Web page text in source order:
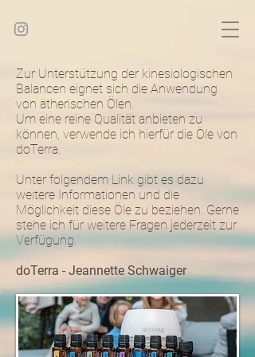
Zur Unterstützung der kinesiologischen
Balancen eignet sich die Anwendung
von ätherischen Ölen.
Um eine reine Qualität anbieten zu
können, verwende ich hierfür die Öle von
doTerra.
Unter folgendem Link gibt es dazu
weitere Informationen und die
Möglichkeit diese Öle zu beziehen. Gerne
stehe ich für weitere Fragen jederzeit zur
Verfügung.
doTerra - Jeannette Schwaiger